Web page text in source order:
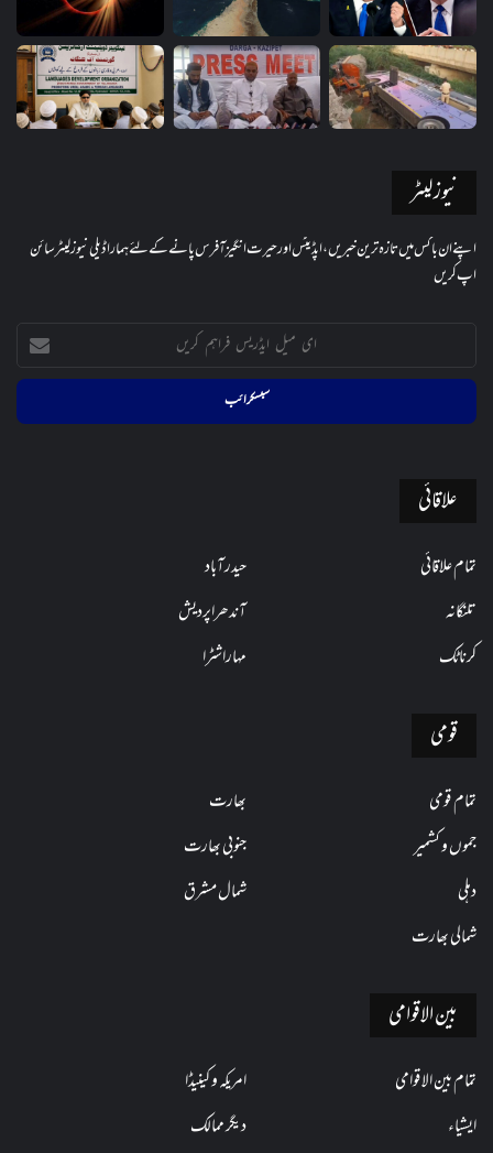
نیوز لیٹر
اپنے ان باکس میں تازہ ترین خبریں، اپڈیٹس اور حیرت انگیز آفرس پانے کے لئے ہمارا ڈیلی نیوز لیٹر سائن
اپ کریں
ایڈریس
کریں
علاقائی
تمام علاقائی
حیدرآباد
تلنگانہ
آندھراپردیش
کرناٹک
مہاراشٹرا
قومی
تمام قومی
بھارت
جموں و کشمیر
جنوبی بھارت
دہلی
شمال مشرق
شمالی بھارت
بین الاقوامی
تمام بین الاقوامی
امریکہ و کینیڈا
ایشیاء
دیگر ممالک